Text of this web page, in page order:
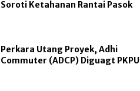
Soroti Ketahanan Rantai Pasok
Perkara Utang Proyek, Adhi
Commuter (ADCP) Diguagt PKPU